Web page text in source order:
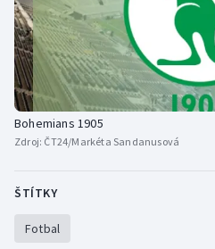
Rychlobruslení
Rychlostní kanoistika
Short track
Bohemians 1905
Zdroj: ČT24/Markéta Sandanusová
ŠTÍTKY
Fotbal